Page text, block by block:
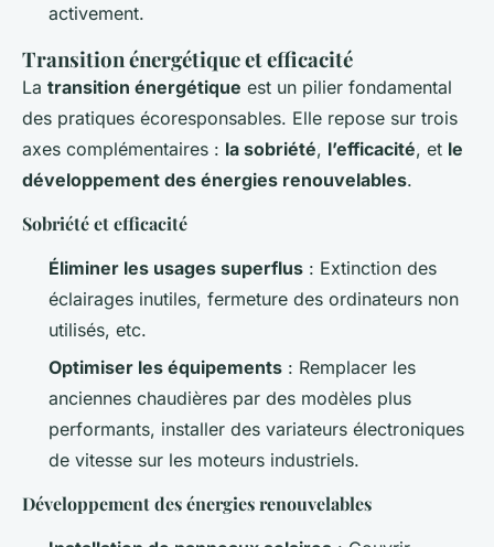
activement.
Transition énergétique et efficacité
La transition énergétique est un pilier fondamental
des pratiques écoresponsables. Elle repose sur trois
axes complémentaires : la sobriété, l’efficacité, et le
développement des énergies renouvelables.
Sobriété et efficacité
Éliminer les usages superflus : Extinction des
éclairages inutiles, fermeture des ordinateurs non
utilisés, etc.
Optimiser les équipements : Remplacer les
anciennes chaudières par des modèles plus
performants, installer des variateurs électroniques
de vitesse sur les moteurs industriels.
Développement des énergies renouvelables